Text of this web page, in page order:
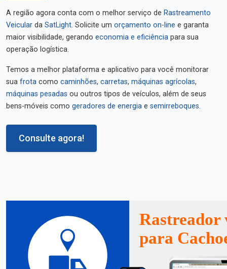
A região agora conta com o melhor serviço de Rastreamento
Veicular da SatLight. Solicite um orçamento on-line e garanta
maior visibilidade, gerando economia e eficiência para sua
operação logística.
Temos a melhor plataforma e aplicativo para você monitorar
sua frota como caminhões, carretas, máquinas agrícolas,
máquinas pesadas ou outros tipos de veículos, além de seus
bens-móveis como geradores de energia e semirreboques.
Consulte agora!
Rastreador
para